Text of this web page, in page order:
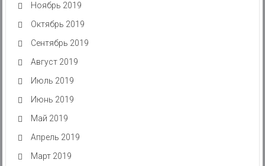
Ноябрь 2019
Октябрь 2019
Сентябрь 2019
Август 2019
Июль 2019
Июнь 2019
Май 2019
Апрель 2019
Март 2019